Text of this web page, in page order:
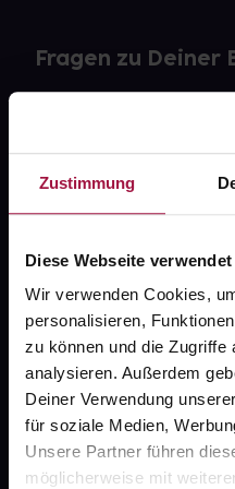
Zustimmung
Diese Webseite
Wir verwenden Cookies,
personalisieren,
zu können und die Zugriffe
analysieren. Außerdem
Deiner Verwendung
für soziale Medien,
Unsere Partner führen
möglicherweise mit
Fragen zu Deiner
gesund.de
Über uns
Karriere
Newsletter